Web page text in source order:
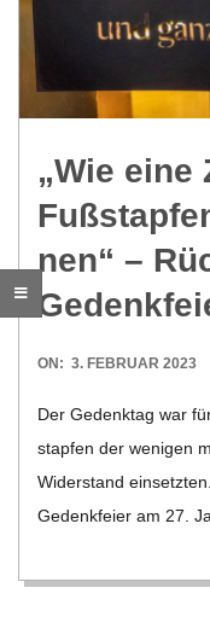
O
R
E
G
O
L
D
S
C
„Wie eine
nen“ –
2023-
ON: 3. FEBRUAR 2023
Der Gedenk­tag war
stap­fen der weni­gen
Wider­stand
Geden­k­­feier am 27.